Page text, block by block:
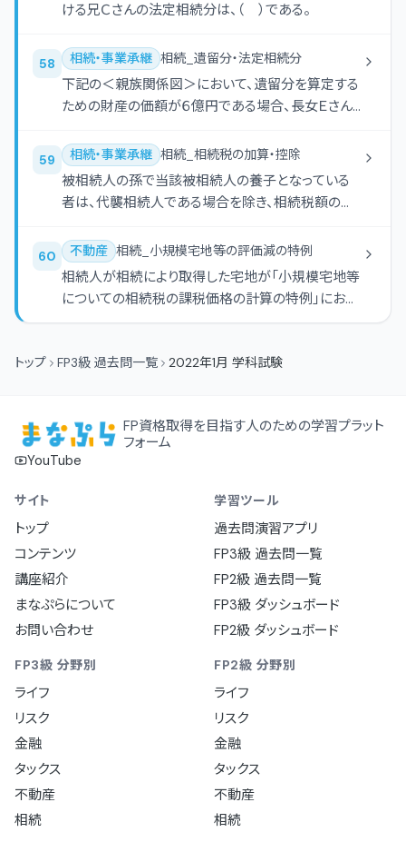
ける兄Ｃさんの法定相続分は、（ ）である。
58 相続・事業承継 相続_遺留分・法定相続分
下記の＜親族関係図＞において、遺留分を算定する
ための財産の価額が６億円である場合、長女Ｅさん
59 相続・事業承継 相続_相続税の加算・控除
被相続人の孫で当該被相続人の養子となっている
者は、代襲相続人である場合を除き、相続税額の計
60 不動産 相続_小規模宅地等の評価減の特例
相続人が相続により取得した宅地が「小規模宅地等
についての相続税の課税価格の計算の特例」におけ
る特定事業用宅地等に該当する場合、その宅地のう
を減額した金額を、相続税の課税価格に算入すべき
トップ FP3級 過去問一覧 2022年1月 学科試験
FP資格取得を目指す人のための学習プラット
フォーム
YouTube
サイト
トップ
コンテンツ
講座紹介
まなぷらについて
お問い合わせ
学習ツール
過去問演習アプリ
FP3級 過去問一覧
FP2級 過去問一覧
FP3級 ダッシュボード
FP2級 ダッシュボード
FP3級 分野別
ライフ
リスク
金融
タックス
不動産
相続
FP2級 分野別
ライフ
リスク
金融
タックス
不動産
相続